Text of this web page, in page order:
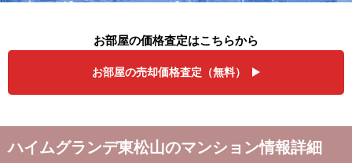
お部屋の価格査定はこちらから
お部屋の売却価格査定（無料）
ハイムグランデ東松山のマンション情報詳細